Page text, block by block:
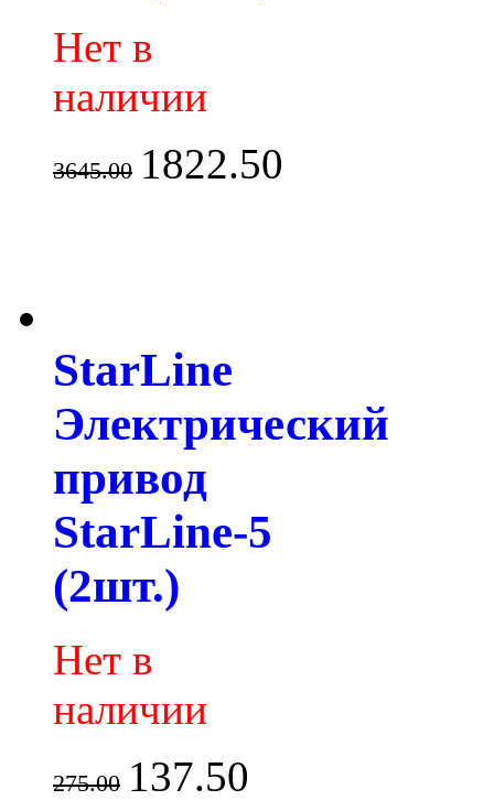
Нет в
наличии
3645.00 1822.50
StarLine
Электрический
привод
StarLine-5
(2шт.)
Нет в
наличии
275.00 137.50